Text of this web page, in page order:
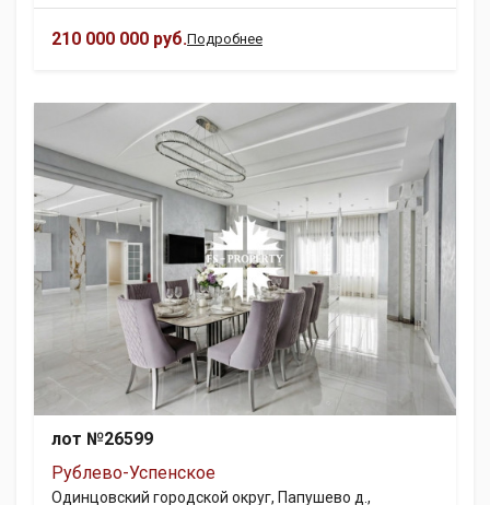
210 000 000 руб.Подробнее
лот №26599
Рублево-Успенское
Одинцовский городской округ, Папушево д.,